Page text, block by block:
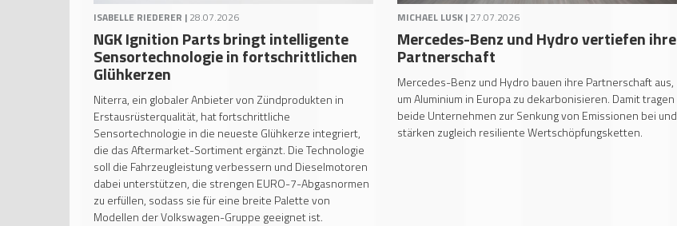
ISABELLE RIEDERER | 28.07.2026
NGK Ignition Parts bringt intelligente
Sensortechnologie in fortschrittlichen
Glühkerzen
Niterra, ein globaler Anbieter von Zündprodukten in
Erstausrüsterqualität, hat fortschrittliche
Sensortechnologie in die neueste Glühkerze integriert,
die das Aftermarket-Sortiment ergänzt. Die Technologie
soll die Fahrzeugleistung verbessern und Dieselmotoren
dabei unterstützen, die strengen EURO-7-Abgasnormen
zu erfüllen, sodass sie für eine breite Palette von
Modellen der Volkswagen-Gruppe geeignet ist.
MICHAEL LUSK | 27.07.2026
Mercedes-Benz und Hydro vertiefen ihre
Partnerschaft
Mercedes-Benz und Hydro bauen ihre Partnerschaft aus,
um Aluminium in Europa zu dekarbonisieren. Damit tragen
beide Unternehmen zur Senkung von Emissionen bei und
stärken zugleich resiliente Wertschöpfungsketten.